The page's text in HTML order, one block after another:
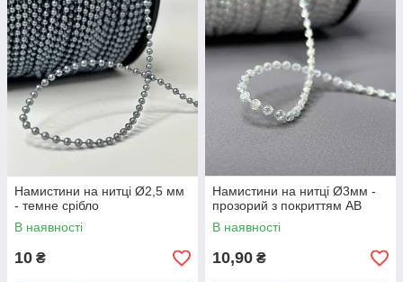
Намистини на нитці Ø2,5 мм
- темне срібло
В наявності
10 ₴
Намистини на нитці Ø3мм -
прозорий з покриттям АВ
В наявності
10,90 ₴